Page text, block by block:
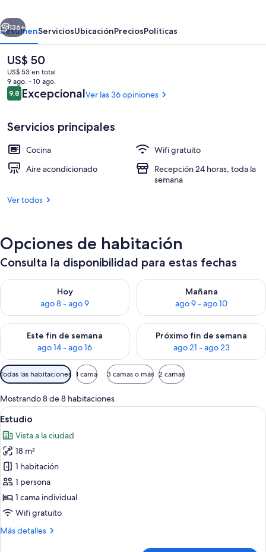
Área de sala de estar
Siguiente
136+
ResumenServiciosUbicaciónPreciosPolíticas
El
precio
actual
es
de
US$ 50
US$ 53 en total
9 ago. - 10 ago.
Opiniones
9,89,8 de 10
ExcepcionalVer las 36 opiniones
Servicios principales
Cocina
Wifi gratuito
Aire acondicionado
Recepción 24 horas, toda la
semana
Ver todos
Opciones de habitación
Consulta la disponibilidad para estas fechas
Hoy
ago 8 - ago 9
Consulta la disponibilidad para hoy ago 8 - ago 9
Mañana
ago 9 - ago 10
Consulta la disponibilidad
Este fin de semana
ago 14 - ago 16
Consulta la disponibilidad para este fin de semana ago 14 -
Próximo fin de semana
ago 21 - ago 23
Consulta la disponibilidad
Filtros
disponibles
para
las
habitaciones
Todas las habitaciones 1 cama 3 camas o más 2 camas
Mostrando 8 de 8 habitaciones
Ver
todas
las
fotos
de
Estudio
Habitación de hotel con un ventanal
13
Estudio
Vista a la ciudad
18 m²
1 habitación
1 persona
1 cama individual
Wifi gratuito
Más detalles
Más